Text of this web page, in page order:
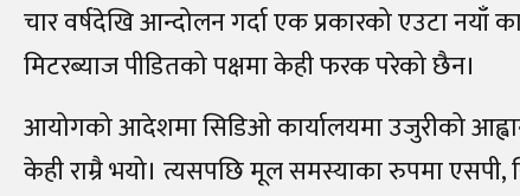
चार वर्षदेखि आन्दोलन गर्दा एक प्रकारको एउटा
मिटरब्याज पीडितको पक्षमा केही फरक परेको छैन।
आयोगको आदेशमा सिडिओ कार्यालयमा उजुरीको
केही राम्रै भयो। त्यसपछि मूल समस्याका रुपमा